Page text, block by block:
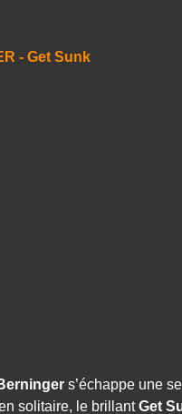
- Get Sunk
s’échappe une
solitaire, le brillantGet